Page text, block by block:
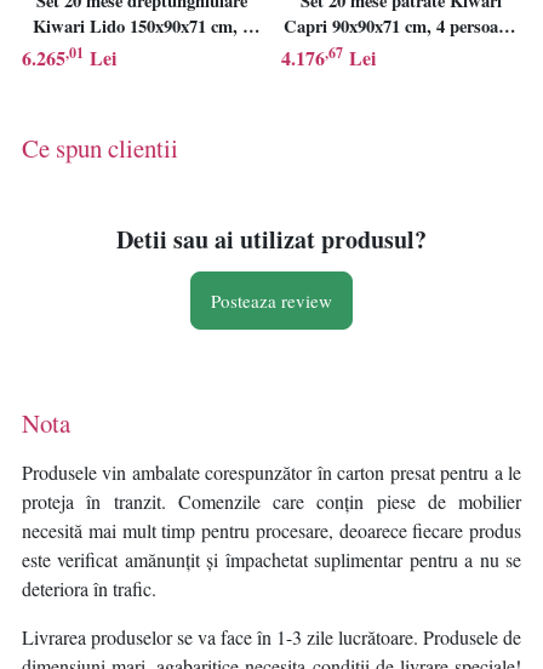
Kiwari Lido 150x90x71 cm, 6
persoane, gradina/terasa, gri
6.265,01 Lei
Capri 90x90x71 cm, 4 persoane,
gradina/terasa, gri
4.176,67 Lei
Ce spun clientii
Detii sau ai utilizat produsul?
Posteaza review
Nota
Produsele vin ambalate corespunzător în carton presat pentru a le
proteja în tranzit. Comenzile care conțin piese de mobilier
necesită mai mult timp pentru procesare, deoarece fiecare produs
este verificat amănunțit și împachetat suplimentar pentru a nu se
deteriora în trafic.
Livrarea produselor se va face în 1-3 zile lucrătoare. Produsele de